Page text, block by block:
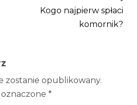
Kogo najpierw spłaci
komornik?
zostanie opublikowany.
*